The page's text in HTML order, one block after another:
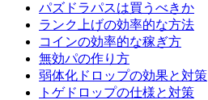
パズドラパスは買うべきか
ランク上げの効率的な方法
コインの効率的な稼ぎ方
無効パの作り方
弱体化ドロップの効果と対策
トゲドロップの仕様と対策